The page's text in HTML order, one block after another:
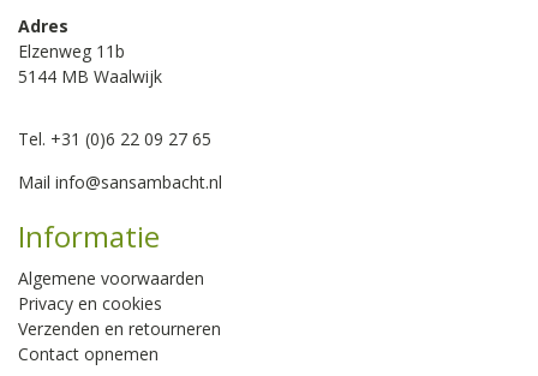
Adres
Elzenweg 11b
5144 MB Waalwijk
Tel. +31 (0)6 22 09 27 65
Mail info@sansambacht.nl
Informatie
Algemene voorwaarden
Privacy en cookies
Verzenden en retourneren
Contact opnemen